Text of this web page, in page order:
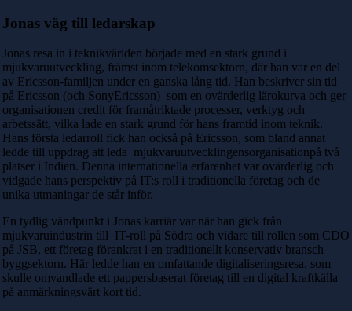
Jonas väg till ledarskap
Jonas resa in i teknikvärlden började med en stark grund i
mjukvaruutveckling, främst inom telekomsektorn, där han var en del
av Ericsson-familjen under en ganska lång tid. Han beskriver sin tid
på Ericsson (och SonyEricsson) som en ovärderlig lärokurva och ger
organisationen credit för framåtriktade processer, verktyg och
arbetssätt, vilka lade en stark grund för hans framtid inom teknik.
Hans första ledarroll fick han också på Ericsson, som bland annat
ledde till uppdrag att leda mjukvaruutvecklingensorganisationpå två
platser i Indien. Denna internationella erfarenhet var ovärderlig och
vidgade hans perspektiv på IT:s roll i traditionella företag och de
unika utmaningar de står inför.
En tydlig vändpunkt i Jonas karriär var när han gick från
mjukvaruindustrin till IT-roll på Södra och vidare till rollen som CDO
på JSB, ett företag förankrat i en traditionellt konservativ bransch –
byggsektorn. Här ledde han en omfattande digitaliseringsresa, som
skulle omvandlade ett pappersbaserat företag till en digital kraftkälla
på anmärkningsvärt kort tid.